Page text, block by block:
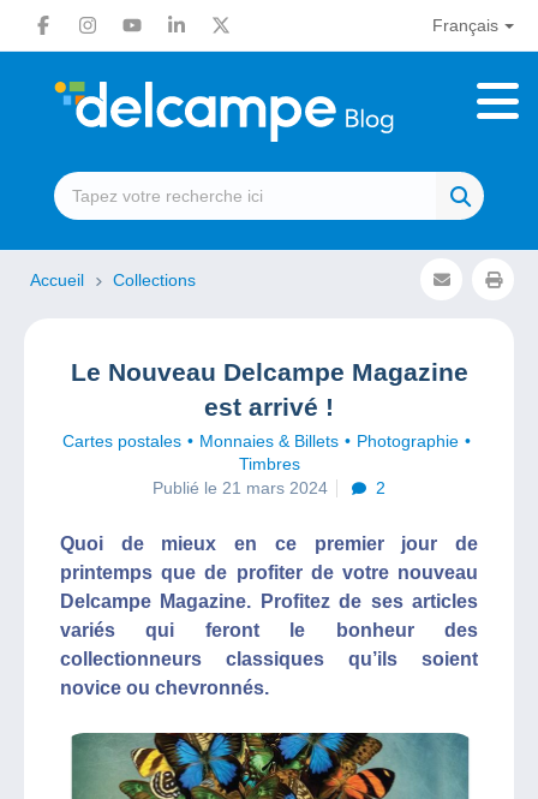
Français
Accueil Collections
Le Nouveau Delcampe Magazine
est arrivé !
Cartes postales Monnaies & Billets
Photographie
Timbres
Publié le 21 mars 2024
2
Quoi de mieux en ce premier jour de
printemps que de profiter de votre nouveau
Delcampe Magazine. Profitez de ses articles
variés qui feront le bonheur des
collectionneurs classiques qu’ils soient
novice ou chevronnés.